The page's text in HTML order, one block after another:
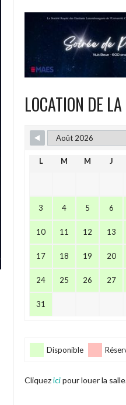
LOCATION DE
L M M J
3 4 5 6
10 11 12 13
17 18 19 20
24 25 26 27
31
Disponible
Cliquezicipour louer la